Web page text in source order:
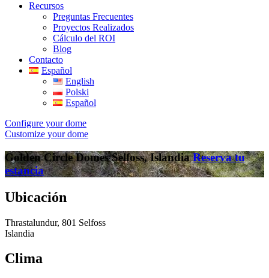
Recursos
Preguntas Frecuentes
Proyectos Realizados
Cálculo del ROI
Blog
Contacto
Español
English
Polski
Español
Configure your dome
Customize your dome
Golden Circle Domes Selfoss, Islandia Reserva tu
estancia
Ubicación
Thrastalundur, 801 Selfoss
Islandia
Clima